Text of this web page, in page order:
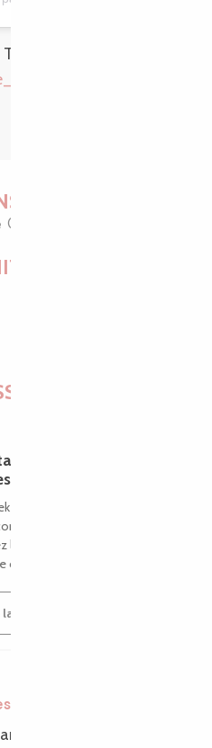
Rose
DU BLOG
: notre top 6 des
adresses !
end en France, vous êtes
ou 100% nature ? Ne
les deux le temps d’une nuit
plus...
suite
Pinterest
Rose sous un nouvel